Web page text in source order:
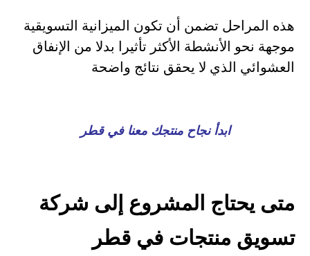
هذه المراحل تضمن أن تكون الميزانية التسويقية
موجهة نحو الأنشطة الأكثر تأثيرا بدلا من الإنفاق
العشوائي الذي لا يحقق نتائج واضحة
ابدأ نجاح منتجك معنا في قطر
متى يحتاج المشروع إلى شركة
تسويق منتجات في قطر